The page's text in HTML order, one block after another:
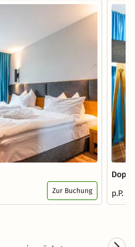
Zur Buchung
p.P.